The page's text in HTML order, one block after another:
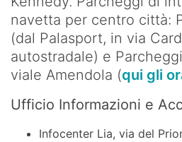
navetta per centro città:
(dal Palasport, in via
autostradale) e
viale Amendola (qui gli
Ufficio Informazioni e
Infocenter Lia, via del